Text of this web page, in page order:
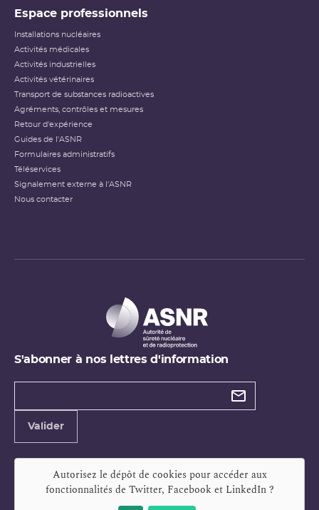
Espace professionnels
Installations nucléaires
Activités médicales
Activités industrielles
Activités vétérinaires
Transport de substances radioactives
Agréments, contrôles et mesures
Retour d'expérience
Guides de l'ASNR
Formulaires administratifs
Téléservices
Signalement externe à l'ASNR
Nous contacter
S'abonner à nos lettres d'information
Types de
Valider
Autorisez le dépôt de cookies pour accéder aux
fonctionnalités de Twitter, Facebook et LinkedIn?